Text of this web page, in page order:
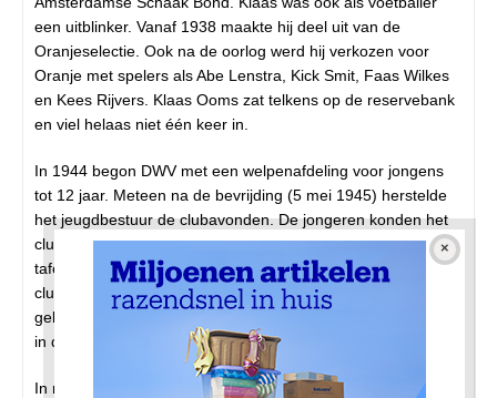
een uitblinker. Vanaf 1938 maakte hij deel uit van de
Oranjeselectie. Ook na de oorlog werd hij verkozen voor
Oranje met spelers als Abe Lenstra, Kick Smit, Faas Wilkes
en Kees Rijvers. Klaas Ooms zat telkens op de reservebank
en viel helaas niet één keer in.
In 1944 begon DWV met een welpenafdeling voor jongens
tot 12 jaar. Meteen na de bevrijding (5 mei 1945) herstelde
het jeugdbestuur de clubavonden. De jongeren konden het
clubgebouw bezoeken om te dammen, schaken en
tafeltennissen. Dat bracht weer leven in de brouwerij. In het
clubblad vroeg het jeugdbestuur aan oud-voetballers
gebruikte kicksen en shirts in te leveren. Schaarste was troef
in de jaren na de oorlog.
In mei 1946 bestond het bestuur alweer uit negen man: